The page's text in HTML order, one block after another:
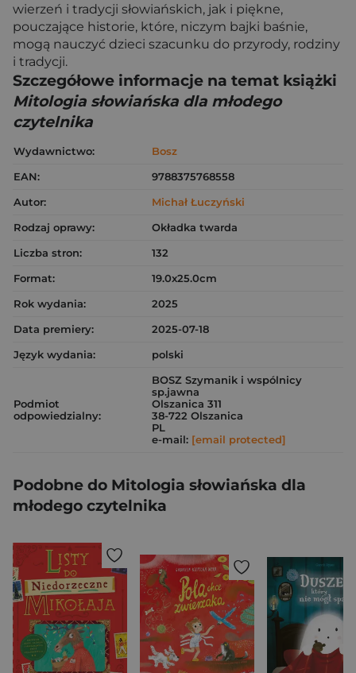
wierzeń i tradycji słowiańskich, jak i piękne,
pouczające historie, które, niczym bajki baśnie,
mogą nauczyć dzieci szacunku do przyrody, rodziny
i tradycji.
Szczegółowe informacje na temat książki
Mitologia słowiańska dla młodego
czytelnika
Wydawnictwo:
Bosz
EAN:
9788375768558
Autor:
Michał Łuczyński
Rodzaj oprawy:
Okładka twarda
Liczba stron:
132
Format:
19.0x25.0cm
Rok wydania:
2025
Data premiery:
2025-07-18
Język wydania:
polski
Podmiot
odpowiedzialny:
BOSZ Szymanik i wspólnicy
sp.jawna
Olszanica 311
38-722 Olszanica
PL
e-mail: [email protected]
Podobne do Mitologia słowiańska dla
młodego czytelnika